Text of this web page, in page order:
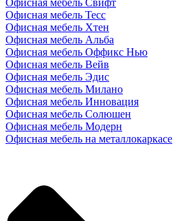
Офисная мебель Свифт
Офисная мебель Тесс
Офисная мебель Хтен
Офисная мебель Альба
Офисная мебель Оффикс Нью
Офисная мебель Вейв
Офисная мебель Эдис
Офисная мебель Милано
Офисная мебель Инновация
Офисная мебель Солюшен
Офисная мебель Модерн
Офисная мебель на металлокаркасе